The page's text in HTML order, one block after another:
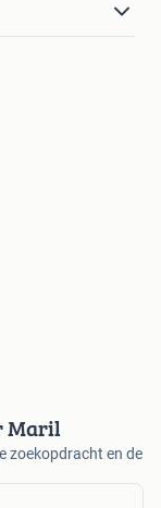
Maril
zoekopdracht en de